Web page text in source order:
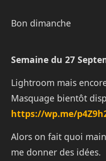
Bon dimanche
Semaine du 27
Lightroom mais
Masquage bientôt
https://wp.me/
Alors on fait quoi
me donner des idées.